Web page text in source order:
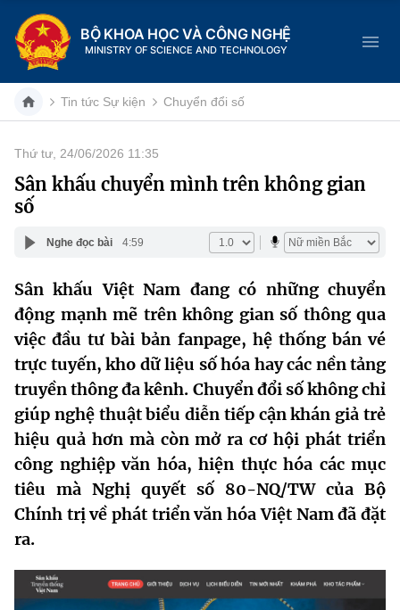
BỘ KHOA HỌC VÀ CÔNG NGHỆ
MINISTRY OF SCIENCE AND TECHNOLOGY
Danh mục
Trang chủ
Giới thiệu
Chức năng nhiệm vụ
Cơ cấu tổ chức
Lịch sử phát triển
Sở Khoa học và Công nghệ
Tin tức sự kiện
Khoa học và Công nghệ
Đổi mới sáng tạo
Chuyển đổi số
Bưu chính, Viễn thông
Sở hữu trí tuệ
Năng lượng nguyên tử
Dịch vụ công
Hệ thống văn bản
Văn bản QPPL
Văn bản chỉ đạo điều hành
Lấy ý kiến người dân về dự thảo VBQPPL
MST IOFFICE
THỐNG KÊ
Khoa học và Công nghệ
Chuyển đổi số
THƯ ĐIỆN TỬ
Khác
Tin tức Sự kiện Chuyển đổi số
Thứ tư, 24/06/2026 11:35
Sân khấu chuyển mình trên không gian
số
Nghe đọc bài 4:59
Sân khấu Việt Nam đang có những chuyển
động mạnh mẽ trên không gian số thông qua
việc đầu tư bài bản fanpage, hệ thống bán vé
trực tuyến, kho dữ liệu số hóa hay các nền tảng
truyền thông đa kênh. Chuyển đổi số không chỉ
giúp nghệ thuật biểu diễn tiếp cận khán giả trẻ
hiệu quả hơn mà còn mở ra cơ hội phát triển
công nghiệp văn hóa, hiện thực hóa các mục
tiêu mà Nghị quyết số 80-NQ/TW của Bộ
Chính trị về phát triển văn hóa Việt Nam đã đặt
ra.